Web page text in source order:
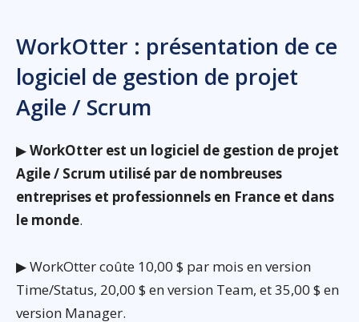
WorkOtter : présentation de ce
logiciel de gestion de projet
Agile / Scrum
▶WorkOtter est un logiciel de gestion de projet
Agile / Scrum utilisé par de nombreuses
entreprises et professionnels en France et dans
le monde.
▶ WorkOtter coûte 10,00 $ par mois en version
Time/Status, 20,00 $ en version Team, et 35,00 $ en
version Manager.